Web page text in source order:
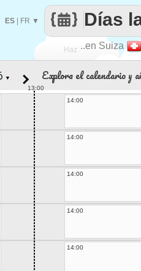
Haz ..en Suiza
Días
ES FR ▼
▼ Explora el calendario y
13:00
14:00
14:00
14:00
14:00
14:00